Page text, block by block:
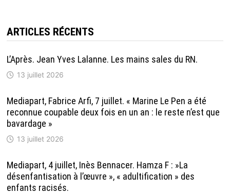
ARTICLES RÉCENTS
L’Après. Jean Yves Lalanne. Les mains sales du RN.
13 juillet 2026
Mediapart, Fabrice Arfi, 7 juillet. « Marine Le Pen a été
reconnue coupable deux fois en un an : le reste n’est que
bavardage »
13 juillet 2026
Mediapart, 4 juillet, Inès Bennacer. Hamza F : »La
désenfantisation à l’œuvre », « adultification » des
enfants racisés.